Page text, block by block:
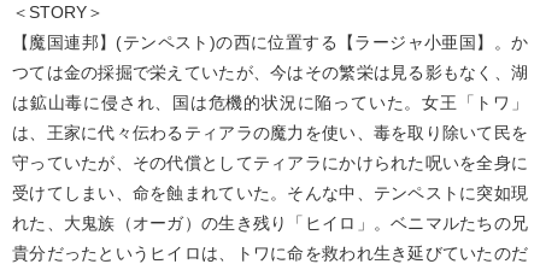
＜STORY＞
【魔国連邦】(テンペスト)の西に位置する【ラージャ小亜国】。か
つては金の採掘で栄えていたが、今はその繁栄は見る影もなく、湖
は鉱山毒に侵され、国は危機的状況に陥っていた。女王「トワ」
は、王家に代々伝わるティアラの魔力を使い、毒を取り除いて民を
守っていたが、その代償としてティアラにかけられた呪いを全身に
受けてしまい、命を蝕まれていた。そんな中、テンペストに突如現
れた、大鬼族（オーガ）の生き残り「ヒイロ」。ベニマルたちの兄
貴分だったというヒイロは、トワに命を救われ生き延びていたのだ